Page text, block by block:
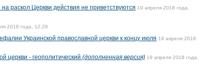
раскол Церкви действия не приветствуются 19 апреля 2018 года,
2018 года, 12:29
Украинской православной церкви к концу июля 19 апреля 2018
церкви - геополитический (дополненная версия) 19 апреля 2018 года,